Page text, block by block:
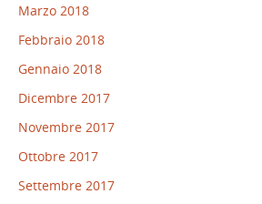
Marzo 2018
Febbraio 2018
Gennaio 2018
Dicembre 2017
Novembre 2017
Ottobre 2017
Settembre 2017